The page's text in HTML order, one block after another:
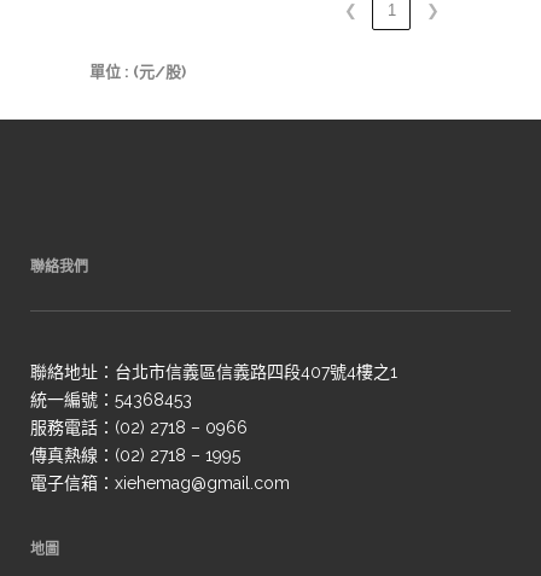
❮ 1 ❯
單位 : (元/股)
聯絡我們
聯絡地址：台北市信義區信義路四段407號4樓之1
統一編號：54368453
服務電話：(02) 2718 – 0966
傳真熱線：(02) 2718 – 1995
電子信箱：xiehemag@gmail.com
地圖